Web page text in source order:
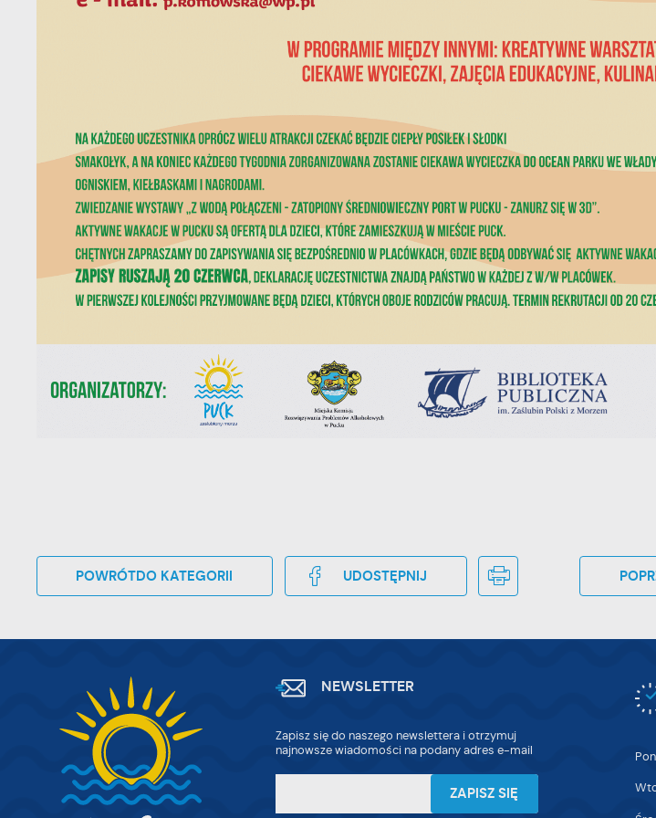
POWRÓTDO KATEGORII UDOSTĘPNIJ
NEWSLETTER
Zapisz się do naszego newslettera i otrzymuj
najnowsze wiadomości na podany adres e-mail